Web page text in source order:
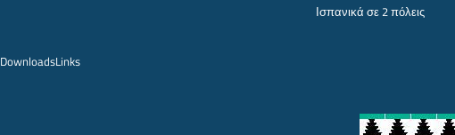
Ισπανικά σε 2 πόλεις
DownloadsLinks